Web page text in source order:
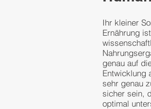
Ihr kleiner
Ernährung
genau auf
Entwicklung
sehr genau
sicher sein,
optimal